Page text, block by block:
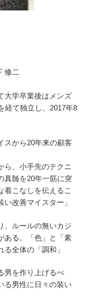
修二
大学卒業後はメンズ
経て独立し、2017年8
スから20年来の顧客
ら、小手先のテクニ
真髄を20年一筋に突
着こなしを伝えるこ
改善マイスター」
、ルールの無いカジ
ある。「色」と「素
全体の「調和」
男を作り上げるべ
る男性に日々の装い